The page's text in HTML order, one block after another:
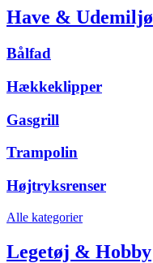
Have & Udemiljø
Bålfad
Hækkeklipper
Gasgrill
Trampolin
Højtryksrenser
Alle kategorier
Legetøj & Hobby